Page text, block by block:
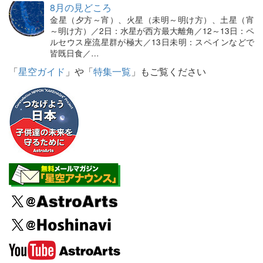
8月の見どころ
金星（夕方～宵）、火星（未明～明け方）、土星（宵
～明け方）／2日：水星が西方最大離角／12～13日：ペ
ルセウス座流星群が極大／13日未明：スペインなどで
皆既日食／…
「星空ガイド 」や「特集一覧 」もご覧ください